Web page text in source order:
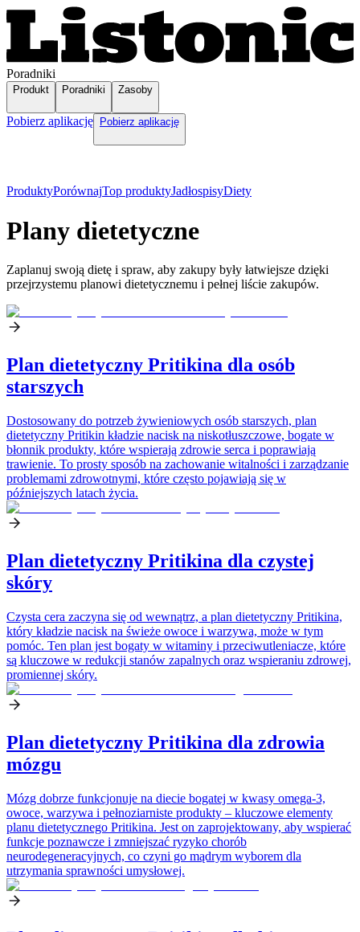
Poradniki
Produkt Poradniki Zasoby
Pobierz aplikację Pobierz aplikację
ProduktyPorównajTop produktyJadłospisyDiety
Plany dietetyczne
Zaplanuj swoją dietę i spraw, aby zakupy były łatwiejsze dzięki
przejrzystemu planowi dietetycznemu i pełnej liście zakupów.
Plan dietetyczny Pritikina dla osób
starszych
Dostosowany do potrzeb żywieniowych osób starszych, plan
dietetyczny Pritikin kładzie nacisk na niskotłuszczowe, bogate w
błonnik produkty, które wspierają zdrowie serca i poprawiają
trawienie. To prosty sposób na zachowanie witalności i zarządzanie
problemami zdrowotnymi, które często pojawiają się w
późniejszych latach życia.
Plan dietetyczny Pritikina dla czystej
skóry
Czysta cera zaczyna się od wewnątrz, a plan dietetyczny Pritikina,
który kładzie nacisk na świeże owoce i warzywa, może w tym
pomóc. Ten plan jest bogaty w witaminy i przeciwutleniacze, które
są kluczowe w redukcji stanów zapalnych oraz wspieraniu zdrowej,
promiennej skóry.
Plan dietetyczny Pritikina dla zdrowia
mózgu
Mózg dobrze funkcjonuje na diecie bogatej w kwasy omega-3,
owoce, warzywa i pełnoziarniste produkty – kluczowe elementy
planu dietetycznego Pritikina. Jest on zaprojektowany, aby wspierać
funkcje poznawcze i zmniejszać ryzyko chorób
neurodegeneracyjnych, co czyni go mądrym wyborem dla
utrzymania sprawności umysłowej.